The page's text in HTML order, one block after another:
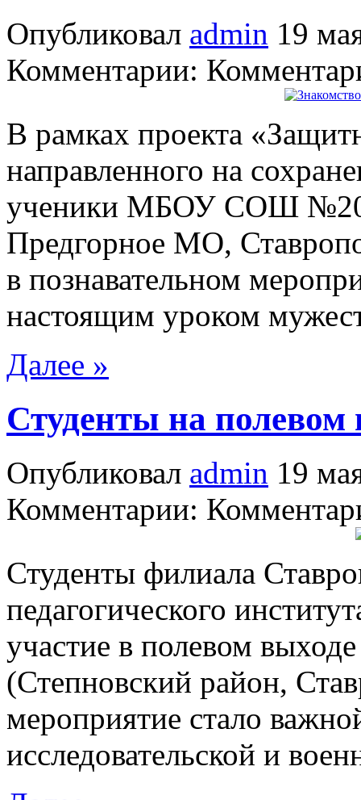
Опубликовал admin 19
Комментарии:
В рамках проекта
направленного на
ученики МБОУ СОШ №20
Предгорное МО,
в познавательном
настоящим уроком
Далее »
Студенты на полевом
Опубликовал admin 19
Комментарии:
Студенты филиала
педагогического
участие в полевом
(Степновский район,
мероприятие стало
исследовательской и